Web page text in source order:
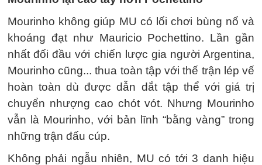
Mourinho không giúp MU có lối chơi bùng nổ và
khoáng đạt như Mauricio Pochettino. Lần gần
nhất đối đầu với chiến lược gia người Argentina,
Mourinho cũng... thua toàn tập với thế trận lép vế
hoàn toàn dù được dẫn dắt tập thể với giá trị
chuyển nhượng cao chót vót. Nhưng Mourinho
vẫn là Mourinho, với bản lĩnh “bằng vàng” trong
những trận đấu cúp.
Không phải ngẫu nhiên, MU có tới 3 danh hiệu